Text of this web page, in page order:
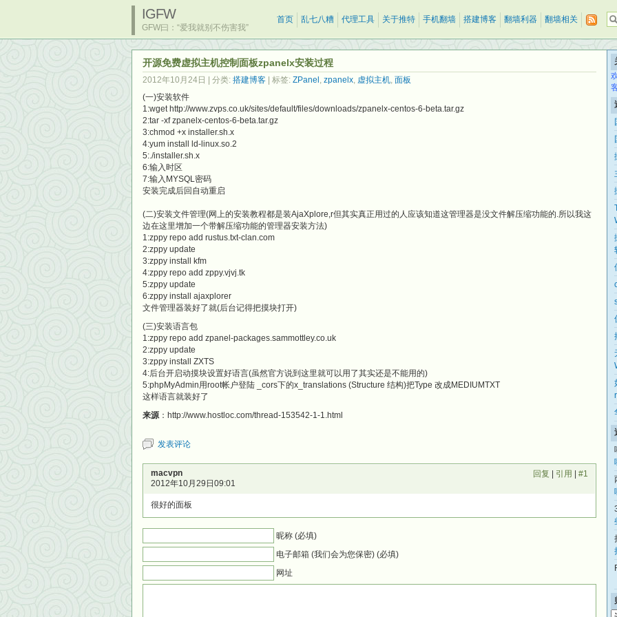
IGFW
GFW曰：“爱我就别不伤害我”
首页 乱七八糟 代理工具 关于推特 手机翻墙 搭建博客 翻墙利器 翻墙相关
开源免费虚拟主机控制面板zpanelx安装过程
2012年10月24日 | 分类: 搭建博客 | 标签: ZPanel , zpanelx, 虚拟主机, 面板
(一)安装软件
1:wget http://www.zvps.co.uk/sites/default/files/downloads/zpanelx-centos-6-beta.tar.gz
2:tar -xf zpanelx-centos-6-beta.tar.gz
3:chmod +x installer.sh.x
4:yum install ld-linux.so.2
5:./installer.sh.x
6:输入时区
7:输入MYSQL密码
安装完成后回自动重启
(二)安装文件管理(网上的安装教程都是装AjaXplore,r但其实真正用过的人应该知道这管理器是没文件解压缩功能的.所以我这
边在这里增加一个带解压缩功能的管理器安装方法)
1:zppy repo add rustus.txt-clan.com
2:zppy update
3:zppy install kfm
4:zppy repo add zppy.vjvj.tk
5:zppy update
6:zppy install ajaxplorer
文件管理器装好了就(后台记得把摸块打开)
(三)安装语言包
1:zppy repo add zpanel-packages.sammottley.co.uk
2:zppy update
3:zppy install ZXTS
4:后台开启动摸块设置好语言(虽然官方说到这里就可以用了其实还是不能用的)
5:phpMyAdmin用root帐户登陆 _cors下的x_translations (Structure 结构)把Type 改成MEDIUMTXT
这样语言就装好了
来源：http://www.hostloc.com/thread-153542-1-1.html
发表评论
macvpn
2012年10月29日09:01
回复 引用 #1
很好的面板
昵称 (必填)
电子邮箱 (我们会为您保密) (必填)
网址